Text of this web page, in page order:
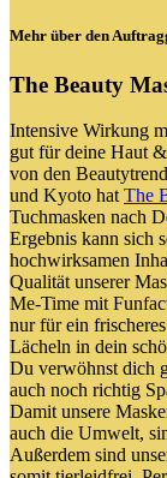
Mehr über den
The Beauty
Intensive Wirkung
gut für deine Haut
von den
und Kyoto hatThe
Tuchmasken nach
Ergebnis kann sich
hochwirksamen
Qualität unserer
Me-Time mit
nur für ein
Lächeln in dein
Du verwöhnst dich
auch noch richtig
Damit unsere
auch die Umwelt,
Außerdem sind